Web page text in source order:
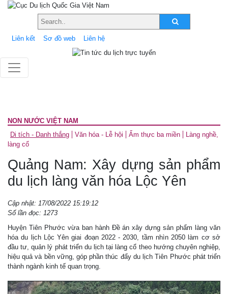
Liên kết Sơ đồ web Liên hệ
NON NƯỚC VIỆT NAM
Di tích - Danh thắng
Văn hóa - Lễ hội Ẩm thực ba miền
Làng nghề,
làng cổ
Quảng Nam: Xây dựng sản phẩm
du lịch làng văn hóa Lộc Yên
Cập nhật: 17/08/2022 15:19:12
Số lần đọc: 1273
Huyện Tiên Phước vừa ban hành Đề án xây dựng sản phẩm làng văn
hóa du lịch Lộc Yên giai đoạn 2022 - 2030, tầm nhìn 2050 làm cơ sở
đầu tư, quản lý phát triển du lịch tại làng cổ theo hướng chuyên nghiệp,
hiệu quả và bền vững, góp phần thúc đẩy du lịch Tiên Phước phát triển
thành ngành kinh tế quan trọng.